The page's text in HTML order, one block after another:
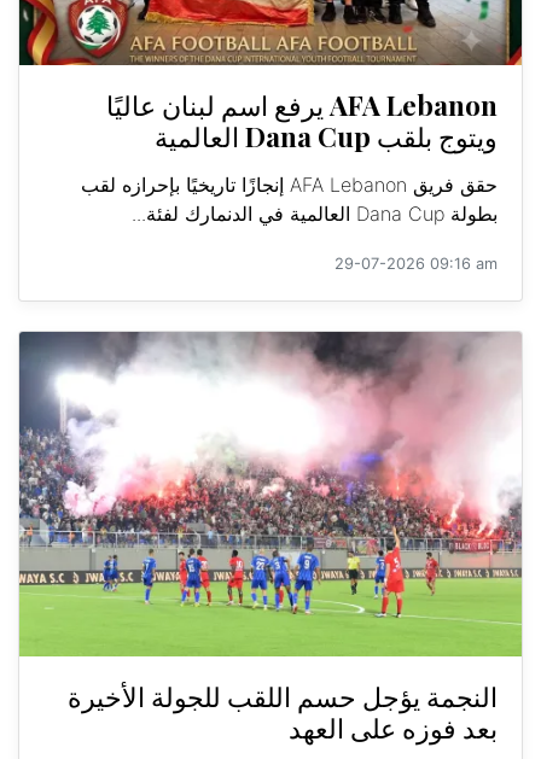
AFA Lebanon يرفع اسم لبنان عاليًا
ويتوج بلقب Dana Cup العالمية
حقق فريق AFA Lebanon إنجازًا تاريخيًا بإحرازه لقب
بطولة Dana Cup العالمية في الدنمارك لفئة...
29-07-2026 09:16 am
النجمة يؤجل حسم اللقب للجولة الأخيرة
بعد فوزه على العهد